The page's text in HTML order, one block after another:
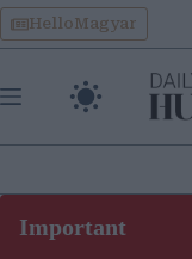
Skip
to
content
HelloMagyar